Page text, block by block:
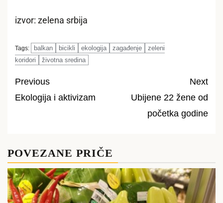
izvor: zelena srbija
Tags: balkan bicikli ekologija zagađenje
zeleni
koridori
životna sredina
Post
Previous
Ekologija i aktivizam
Next
Ubijene 22 žene od
početka godine
POVEZANE PRIČE